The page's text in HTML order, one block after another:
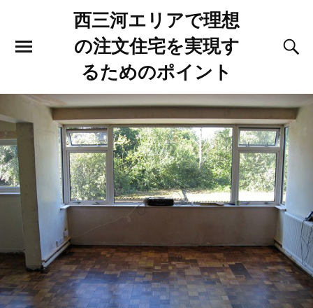
西三河エリアで理想
の注文住宅を実現す
るためのポイント